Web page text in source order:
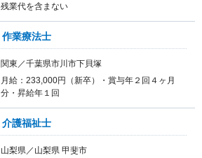
残業代を含まない
作業療法士
関東／千葉県市川市下貝塚
月給：233,000円（新卒）・賞与年２回４ヶ月
分・昇給年１回
介護福祉士
山梨県／山梨県 甲斐市